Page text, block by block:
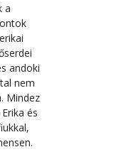
a
andoki
nem
Mindez
és